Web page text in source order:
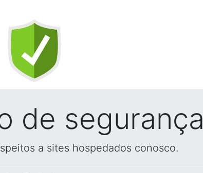
de segurança
a sites hospedados conosco.